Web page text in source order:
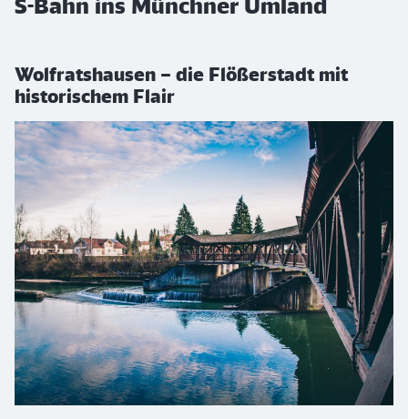
Wolfratshausen – die Flößerstadt mit
historischem Flair